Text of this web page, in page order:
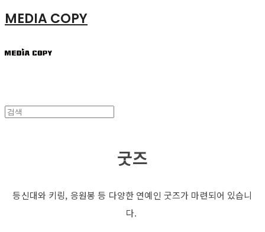
MEDIA COPY
굿즈
등신대와 키링, 응원봉 등 다양한 연예인 굿즈가 마련되어 있습니
다.